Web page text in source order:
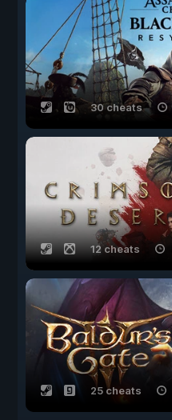
30 cheats
12 cheats
25 cheats